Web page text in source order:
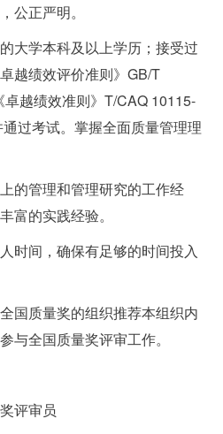
公正严明。
大学本科及以上学历；接受过
越绩效评价准则》GB/T
越绩效准则》T/CAQ 10115-
过考试。掌握全面质量管理理
的管理和管理研究的工作经
富的实践经验。
时间，确保有足够的时间投入
国质量奖的组织推荐本组织内
与全国质量奖评审工作。
评审员